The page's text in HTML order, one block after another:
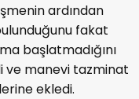
ardından
fakat
başlatmadığını
ve manevi tazminat
ekledi.